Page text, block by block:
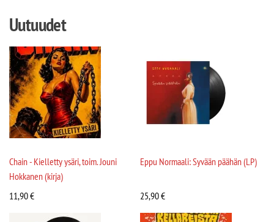
Uutuudet
Chain - Kielletty ysäri, toim. Jouni
Hokkanen (kirja)
11,90€
Eppu Normaali: Syvään päähän (LP)
25,90€